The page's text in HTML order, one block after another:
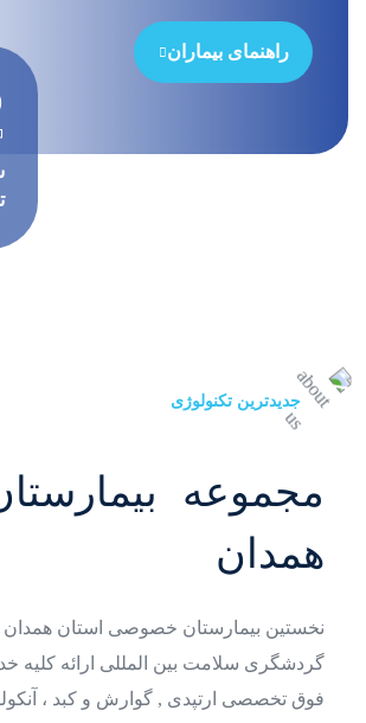
راهنمای بیماران
جدیدترین تکنولوژی
مجموعه
همدان
نخستین بیمارستان خصوصی استان همدان
گردشگری سلامت بین المللی ارائه
فوق تخصصی ارتپدی , گوارش و کبد ،